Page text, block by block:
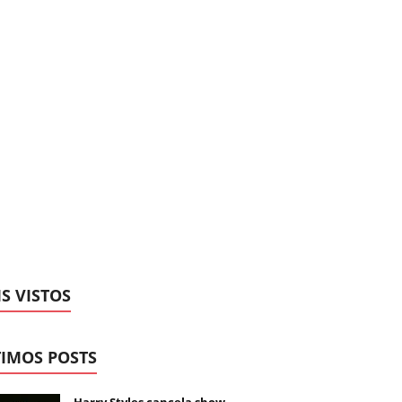
VISTOS
POSTS